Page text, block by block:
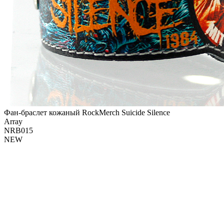
Фан-браслет кожаный RockMerch Suicide Silence
Array
NRB015
NEW